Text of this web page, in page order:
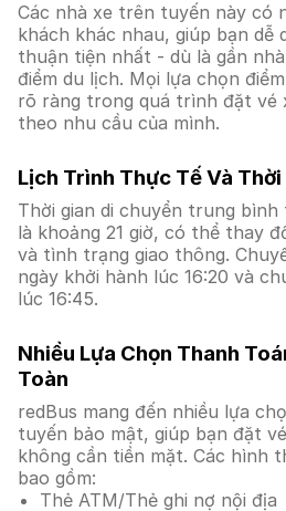
Các nhà xe trên tuyến này có
khách khác nhau, giúp bạn dễ
thuận tiện nhất - dù là gần
điểm du lịch. Mọi lựa chọn
rõ ràng trong quá trình đặt vé
theo nhu cầu của mình.
Lịch Trình Thực Tế Và
Thời gian di chuyển trung
là khoảng 21 giờ, có thể thay
và tình trạng giao thông.
ngày khởi hành lúc 16:20 và
lúc 16:45.
Nhiều Lựa Chọn Thanh
Toàn
redBus mang đến nhiều lựa
tuyến bảo mật, giúp bạn đặt
không cần tiền mặt. Các hình
bao gồm:
Thẻ ATM/Thẻ ghi nợ nội địa